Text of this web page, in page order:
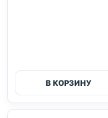
В КОРЗИНУ